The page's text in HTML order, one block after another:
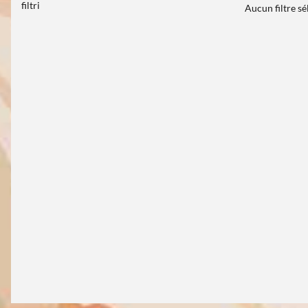
filtri Aucun filtre